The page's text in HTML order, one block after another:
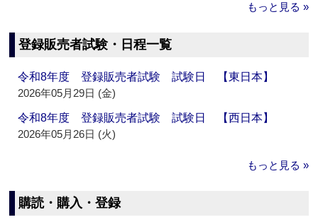
もっと見る »
登録販売者試験・日程一覧
令和8年度 登録販売者試験 試験日 【東日本】
2026年05月29日 (金)
令和8年度 登録販売者試験 試験日 【西日本】
2026年05月26日 (火)
もっと見る »
購読・購入・登録